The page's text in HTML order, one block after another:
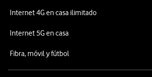
Internet 4G en casa ilimitado
Internet 5G en casa
Fibra, móvil y fútbol